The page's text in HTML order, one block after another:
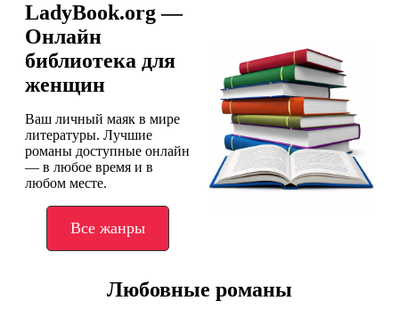
LadyBook.org —
Онлайн
библиотека для
женщин
Ваш личный маяк в мире
литературы. Лучшие
романы доступные онлайн
— в любое время и в
любом месте.
Все жанры
Любовные романы